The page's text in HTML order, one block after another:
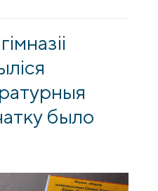
информационного и
отделов Гродненской
было